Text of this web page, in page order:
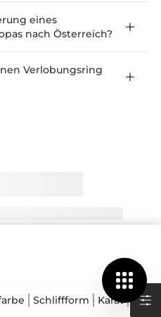
eines
nach Österreich?
Verlobungsring
Schliffform Karat Preis